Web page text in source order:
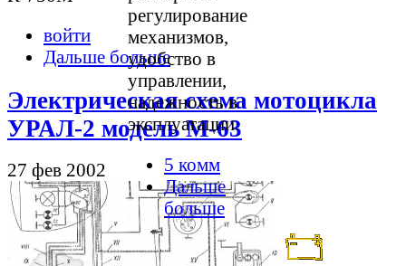
войти
Дальше больше
Электрическая схема мотоцикла
УРАЛ-2 модель М-63
27 фев 2002
регулирование
механизмов,
удобство в
управлении,
надежность в
эксплуатации.
5 комм
Дальше
больше